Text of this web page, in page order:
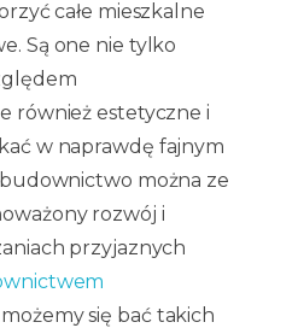
całe mieszkalne
Są one nie tylko
również estetyczne i
w naprawdę fajnym
można ze
rozwój i
przyjaznych
możemy się bać takich